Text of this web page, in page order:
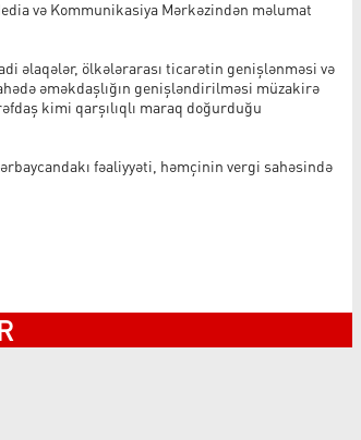
və Kommunikasiya Mərkəzindən məlumat
əlaqələr, ölkələrarası ticarətin genişlənməsi və
əməkdaşlığın genişləndirilməsi müzakirə
kimi qarşılıqlı maraq doğurduğu
fəaliyyəti, həmçinin vergi sahəsində